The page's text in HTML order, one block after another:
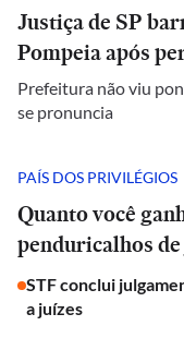
Justiça de SP
Pompeia após
Prefeitura não viu
se pronuncia
PAÍS DOS PRIVILÉGIOS
Quanto você
penduricalhos
STF conclui
a juízes